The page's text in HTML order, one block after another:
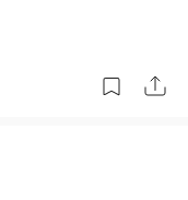
되는데 이런 부분들이
인 매우 디테일한 묘
는 아쉬움이 남았다.그
이 뒤엉키며 미스터리
서 마주하는 진실한